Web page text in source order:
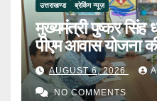
उत्तराखण्ड ब्रेकिंग न्यूज़
मुख्यमंत्री पुष्कर सिंह
पीएम आवास योजना
AUGUST 6, 2026
NO COMMENTS